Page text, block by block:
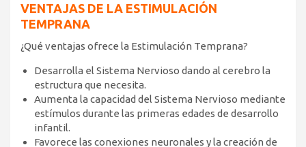
VENTAJAS DE LA ESTIMULACIÓN
TEMPRANA
¿Qué ventajas ofrece la Estimulación Temprana?
Desarrolla el Sistema Nervioso dando al cerebro la
estructura que necesita.
Aumenta la capacidad del Sistema Nervioso mediante
estímulos durante las primeras edades de desarrollo
infantil.
Favorece las conexiones neuronales y la creación de